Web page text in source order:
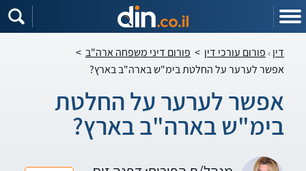
דין פורום עורכי דין > פורום דיני משפחה ארה"ב >
אפשר לערער על החלטת בימ"ש בארה"ב בארץ?
אפשר לערער על החלטת
בימ"ש בארה"ב בארץ?